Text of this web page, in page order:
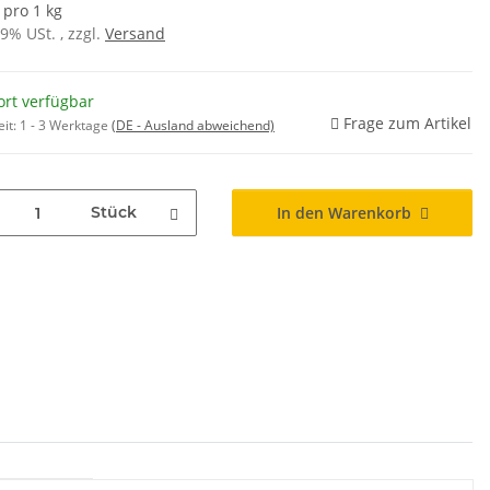
pro 1 kg
USt. , zzgl. Versand
verfügbar
1 - 3 Werktage (DE - Ausland abweichend) Frage zum Artikel
Stück In den Warenkorb